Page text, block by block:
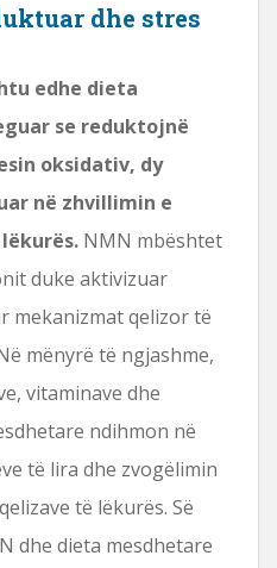
dhe stres
edhe dieta
se reduktojnë
oksidativ, dy
në zhvillimin e
NMN mbështet
duke aktivizuar
mekanizmat qelizor të
mënyrë të ngjashme,
vitaminave dhe
ndihmon në
të lira dhe zvogëlimin
të lëkurës. Së
dhe dieta mesdhetare